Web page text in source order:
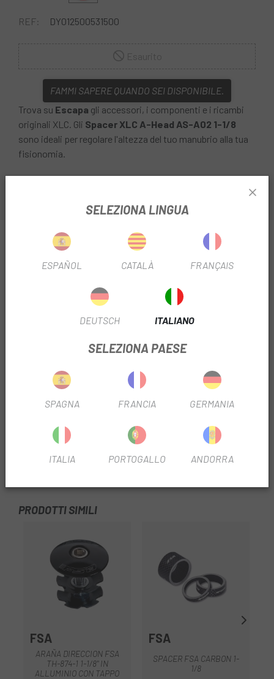
REF: DY012500531500
FAMMI SAPERE QUANDO SEI DISPONIBILE.
Trova su Escapa gli accessori, i componenti e i ricambi
originali XLC. Gli Spacer XLC A-Head AS-A02 1-1/8
sono ideali per regolare l'altezza del tuo manubrio alla tua
fisionomia.
INFORMAZIONI SU DISTANZIALI XLC A-HEAD AS-
Composto da: 3 x 5 mm, 1 x 10 mm, 1 x 15 mm
Colore nero
PRODOTTI SIMILI
FSA
ARAÑA DIRECCION FSA
TH-874-1 1-1/8" IN
ALLUMINIO CON TAPPO
FSA
SPACER FSA CARBON 1-
1/8
SELEZIONA LINGUA
ESPAÑOL CATALÀ FRANÇAIS
DEUTSCH ITALIANO
SELEZIONA PAESE
SPAGNA FRANCIA GERMANIA
ITALIA PORTOGALLO ANDORRA